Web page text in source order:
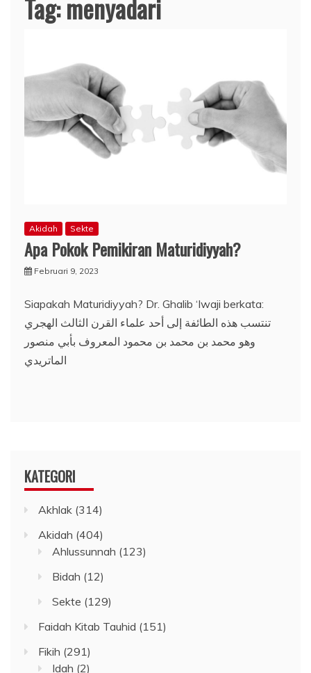
Tag:menyadari
Akidah Sekte
Apa Pokok Pemikiran Maturidiyyah?
Februari 9, 2023
Siapakah Maturidiyyah? Dr. Ghalib ‘Iwaji berkata:
تنتسب هذه الطائفة إلى أحد علماء القرن الثالث الهجري
وهو محمد بن محمد بن محمود المعروف بأبي منصور
الماتريدي
KATEGORI
Akhlak (314)
Akidah (404)
Ahlussunnah (123)
Bidah (12)
Sekte (129)
Faidah Kitab Tauhid (151)
Fikih (291)
Idah (2)